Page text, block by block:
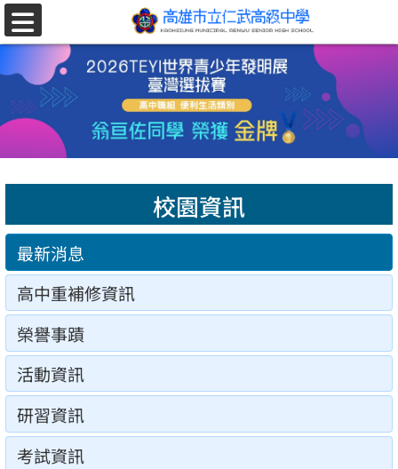
跳至主要內容區
選
單
校園資訊
最新消息
高中重補修資訊
榮譽事蹟
活動資訊
研習資訊
考試資訊